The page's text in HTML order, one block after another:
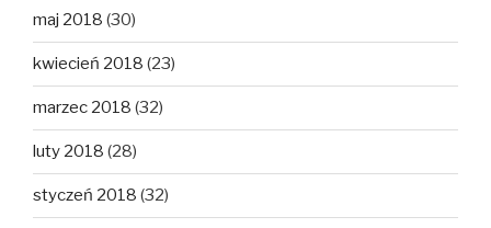
maj 2018 (30)
kwiecień 2018 (23)
marzec 2018 (32)
luty 2018 (28)
styczeń 2018 (32)